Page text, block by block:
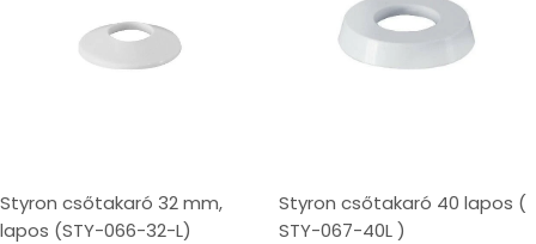
Styron csőtakaró 32 mm,
lapos (STY-066-32-L)
Styron csőtakaró 40 lapos (
STY-067-40L )